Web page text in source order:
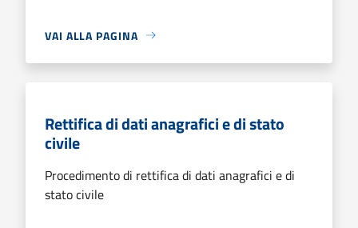
VAI ALLA PAGINA
Rettifica di dati anagrafici e di stato
civile
Procedimento di rettifica di dati anagrafici e di
stato civile